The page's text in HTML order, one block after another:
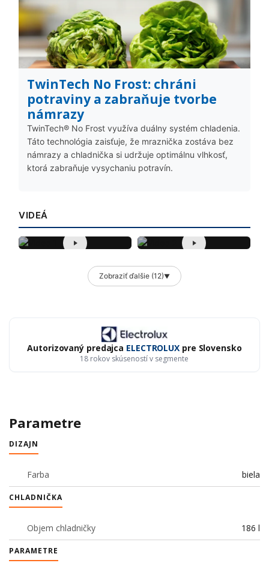
TwinTech No Frost: chráni
potraviny a zabraňuje tvorbe
námrazy
TwinTech® No Frost využíva duálny systém chladenia.
Táto technológia zaisťuje, že mraznička zostáva bez
námrazy a chladnička si udržuje optimálnu vlhkosť,
ktorá zabraňuje vysychaniu potravín.
VIDEÁ
Zobraziť ďalšie (12)▼
Autorizovaný predajca ELECTROLUX pre Slovensko
18 rokov skúseností v segmente
Parametre
DIZAJN
Farba biela
CHLADNIČKA
Objem chladničky 186 l
PARAMETRE